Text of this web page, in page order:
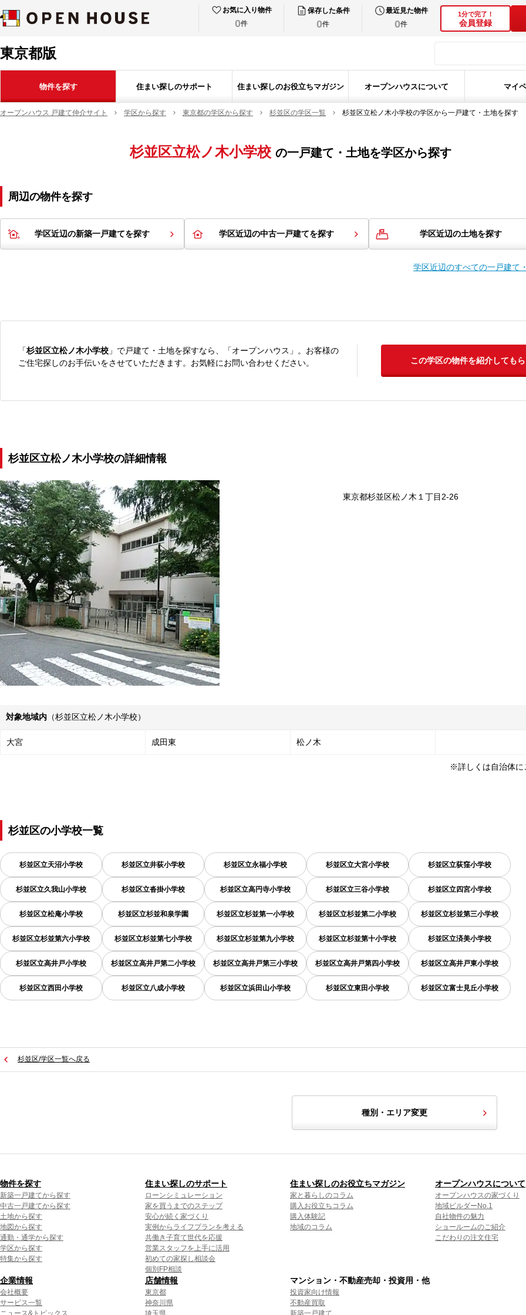
お気に入り物件
0件
保存した条件
0件
最近見た物件
0件
1分で完了！
会員登録
東京都版
物件を探す 住まい探しのサポート 住まい探しのお役立ちマガジン オープンハウスについて マイ
オープンハウス 戸建て仲介サイト 学区から探す 東京都の学区から探す 杉並区の学区一覧 杉並区立松ノ木小学校の学区から一戸建て・土地を探す
杉並区立松ノ木小学校 の一戸建て・土地を学区から探す
周辺の物件を探す
学区近辺の新築一戸建てを探す 学区近辺の中古一戸建てを探す 学区近辺の土地を探す
学区近辺のすべての一戸建て
「杉並区立松ノ木小学校 」で戸建て・土地を探すなら、「オープンハウス」。お客様の
ご住宅探しのお手伝いをさせていただきます。お気軽にお問い合わせください。
この学区の物件を紹介してもら
杉並区立松ノ木小学校の詳細情報
東京都杉並区松ノ木１丁目2-26
対象地域内 （杉並区立松ノ木小学校）
大宮 成田東 松ノ木
※詳しくは自治体に
杉並区の小学校一覧
杉並区立天沼小学校 杉並区立井荻小学校 杉並区立永福小学校 杉並区立大宮小学校 杉並区立荻窪小学校
杉並区立久我山小学校 杉並区立沓掛小学校 杉並区立高円寺小学校 杉並区立三谷小学校 杉並区立四宮小学校
杉並区立松庵小学校 杉並区立杉並和泉学園 杉並区立杉並第一小学校 杉並区立杉並第二小学校 杉並区立杉並第三小学校
杉並区立杉並第六小学校 杉並区立杉並第七小学校 杉並区立杉並第九小学校 杉並区立杉並第十小学校 杉並区立済美小学校
杉並区立高井戸小学校 杉並区立高井戸第二小学校 杉並区立高井戸第三小学校 杉並区立高井戸第四小学校 杉並区立高井戸東小学校
杉並区立西田小学校 杉並区立八成小学校 杉並区立浜田山小学校 杉並区立東田小学校 杉並区立富士見丘小学校
杉並区/学区一覧へ戻る
種別・エリア変更
物件を探す
新築一戸建てから探す
中古一戸建てから探す
土地から探す
地図から探す
通勤・通学から探す
学区から探す
特集から探す
住まい探しのサポート
ローンシミュレーション
家を買うまでのステップ
安心が続く家づくり
実例からライフプランを考える
共働き子育て世代を応援
営業スタッフを上手に活用
初めての家探し相談会
個別FP相談
住まい探しのお役立ちマガジン
家と暮らしのコラム
購入お役立ちコラム
購入体験記
地域のコラム
オープンハウスについて
オープンハウスの家づくり
地域ビルダーNo.1
自社物件の魅力
ショールームのご紹介
こだわりの注文住宅
企業情報
会社概要
サービス一覧
ニュース&トピックス
店舗情報
東京都
神奈川県
埼玉県
マンション・不動産売却・投資用・他
投資家向け情報
不動産買取
新築一戸建て